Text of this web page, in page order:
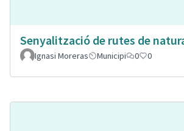
Senyalització de rutes de
Ignasi Moreras
Municipi 0 0